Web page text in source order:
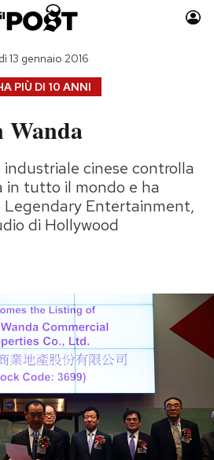
Auto
Moda
Consumismi
Storie/Idee
Ok Boomer!
Altrecose
Mondiali calcio 2026
PIÙ DI 10 ANNI
13 gennaio 2016
Wanda
cinese controlla
in tutto il mondo e ha
Entertainment,
di Hollywood